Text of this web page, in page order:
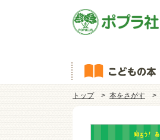
トップ 本をさがす